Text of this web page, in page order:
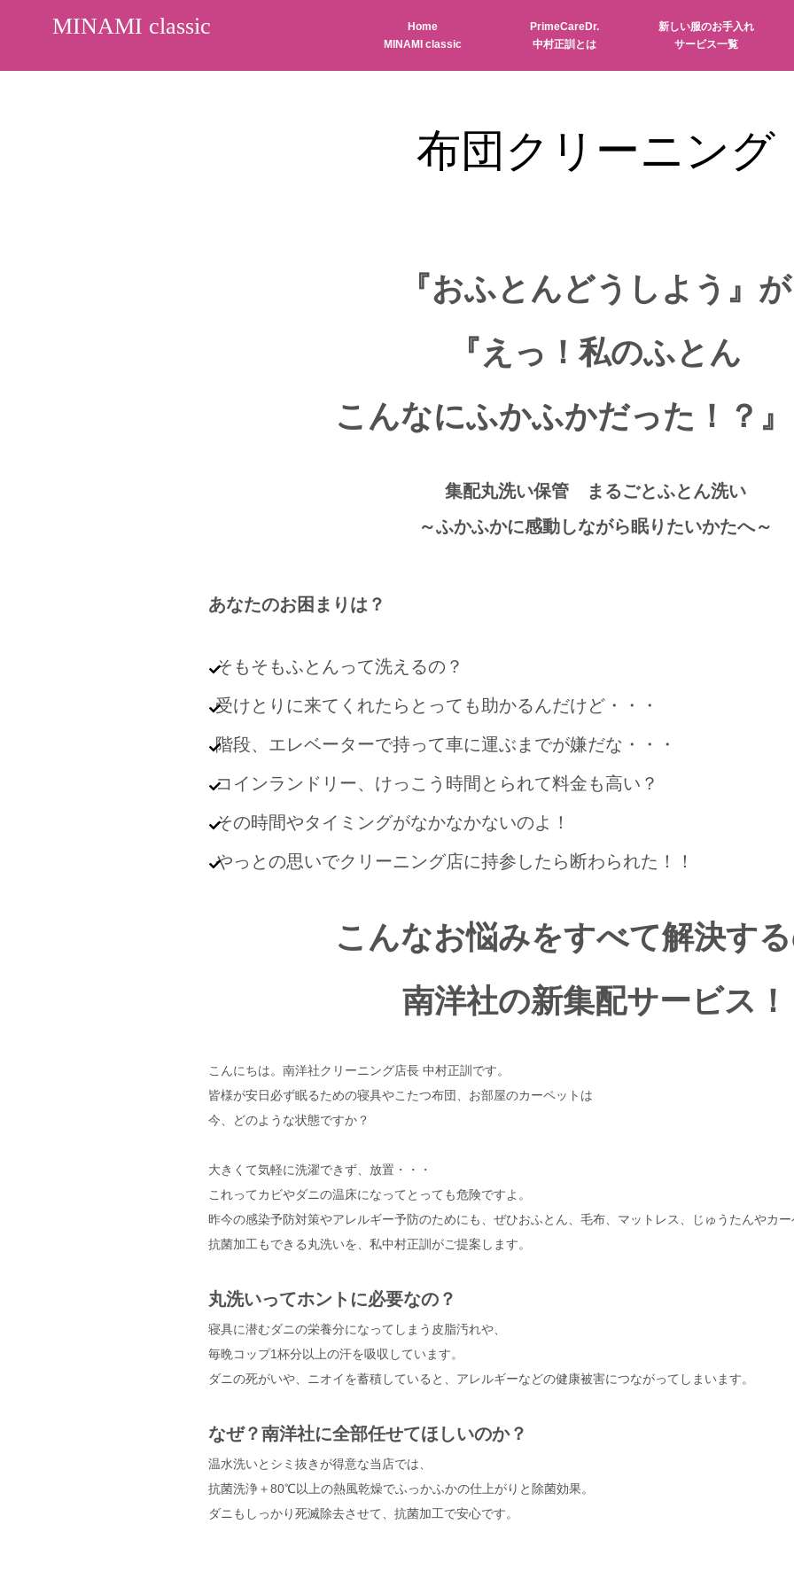
MINAMI classic
Home
MINAMI classic
PrimeCareDr.
中村正訓とは
新しい服のお手入れ
サービス一覧
布団クリーニング
『おふとんどうしよう』が
『えっ！私のふとん
こんなにふかふかだった！？
集配丸洗い保管 まるごとふとん洗い
～ふかふかに感動しながら眠りたいかたへ～
あなたのお困まりは？
そもそもふとんって洗えるの？
受けとりに来てくれたらとっても助かるんだけど・・・
階段、エレベーターで持って車に運ぶまでが嫌だな・・・
コインランドリー、けっこう時間とられて料金も高い？
その時間やタイミングがなかなかないのよ！
やっとの思いでクリーニング店に持参したら断わられた！！
こんなお悩みをすべて解決す
南洋社の新集配サービス！
こんにちは。南洋社クリーニング店長 中村正訓です。
皆様が安日必ず眠るための寝具やこたつ布団、お部屋のカーペットは
今、どのような状態ですか？
大きくて気軽に洗濯できず、放置・・・
これってカビやダニの温床になってとっても危険ですよ。
昨今の感染予防対策やアレルギー予防のためにも、 ぜひおふとん、毛布、マットレス、じゅうたんやカ
抗菌加工もできる丸洗いを、私中村正訓がご提案します。
丸洗いってホントに必要なの？
寝具に潜むダニの栄養分になってしまう皮脂汚れや、
毎晩コップ1杯分以上の汗を吸収しています。
ダニの死がいや、ニオイを蓄積していると、 アレルギーなどの健康被害につながってしまいます。
なぜ？南洋社に全部任せてほしいのか？
温水洗いとシミ抜きが得意な当店では、
抗菌洗浄＋80℃以上の熱風乾燥でふっかふかの仕上がりと除菌効果。
ダニもしっかり死滅除去させて、抗菌加工で安心です。